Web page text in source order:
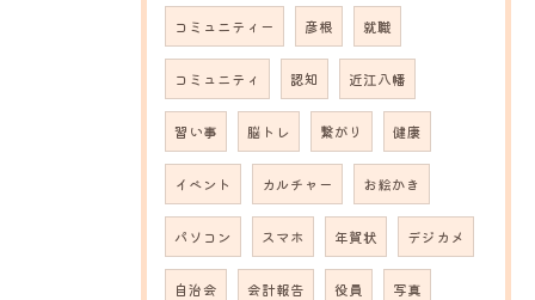
コミュニティー 彦根 就職
コミュニティ 認知 近江八幡
習い事 脳トレ 繋がり 健康
イベント カルチャー お絵かき
パソコン スマホ 年賀状 デジカメ
自治会 会計報告 役員 写真